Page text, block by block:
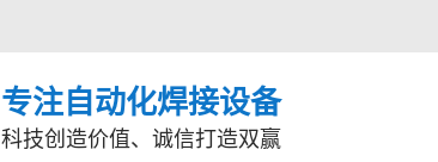
专注自动化焊接设备
科技创造价值、诚信打造双赢